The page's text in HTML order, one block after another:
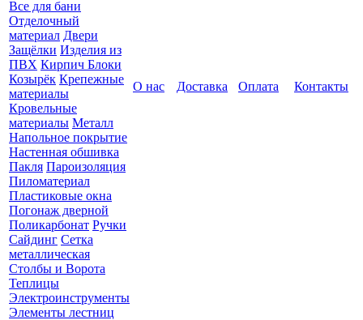
Все для бани
Отделочный
материал Двери
Защёлки Изделия из
ПВХ Кирпич Блоки
Козырёк Крепежные
материалы
Кровельные
материалы Металл
Напольное покрытие
Настенная обшивка
Пакля Пароизоляция
Пиломатериал
Пластиковые окна
Погонаж дверной
Поликарбонат Ручки
Сайдинг Сетка
металлическая
Столбы и Ворота
Теплицы
Электроинструменты
Элементы лестниц
О нас Доставка Оплата Контакты